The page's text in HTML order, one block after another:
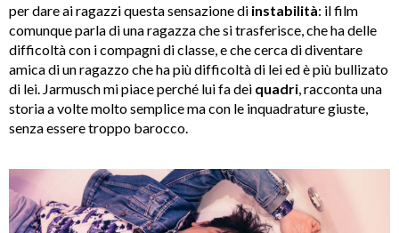
per dare ai ragazzi questa sensazione di instabilità: il film
comunque parla di una ragazza che si trasferisce, che ha delle
difficoltà con i compagni di classe, e che cerca di diventare
amica di un ragazzo che ha più difficoltà di lei ed è più bullizato
di lei. Jarmusch mi piace perché lui fa dei quadri , racconta una
storia a volte molto semplice ma con le inquadrature giuste,
senza essere troppo barocco.